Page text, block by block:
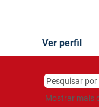
Ver perfil
Mostrar mais